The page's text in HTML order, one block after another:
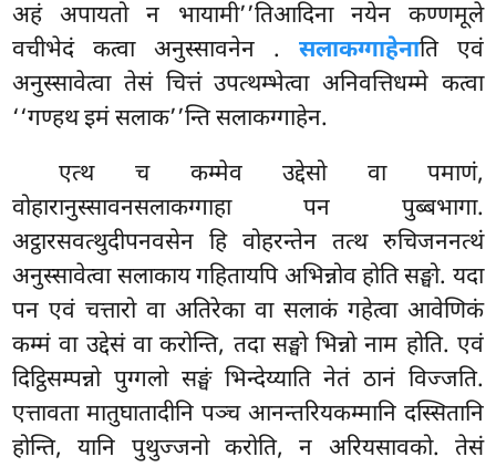
अहं अपायतो न भायामी’’तिआदिना नयेन कण्णमूले
वचीभेदं कत्वा अनुस्सावनेन . सलाकग्गाहेनाति एवं
अनुस्सावेत्वा तेसं चित्तं उपत्थम्भेत्वा अनिवत्तिधम्मे कत्वा
‘‘गण्हथ इमं सलाक’’न्ति सलाकग्गाहेन.
एत्थ च कम्मेव उद्देसो वा पमाणं,
वोहारानुस्सावनसलाकग्गाहा पन पुब्बभागा.
अट्ठारसवत्थुदीपनवसेन हि वोहरन्तेन तत्थ रुचिजननत्थं
अनुस्सावेत्वा सलाकाय गहितायपि अभिन्नोव होति सङ्घो. यदा
पन एवं चत्तारो वा अतिरेका वा सलाकं गहेत्वा आवेणिकं
कम्मं वा उद्देसं वा करोन्ति, तदा सङ्घो भिन्नो नाम होति. एवं
दिट्ठिसम्पन्नो पुग्गलो सङ्घं भिन्देय्याति नेतं ठानं विज्जति.
एत्तावता मातुघातादीनि पञ्च आनन्तरियकम्मानि दस्सितानि
होन्ति, यानि पुथुज्जनो करोति, न अरियसावको. तेसं